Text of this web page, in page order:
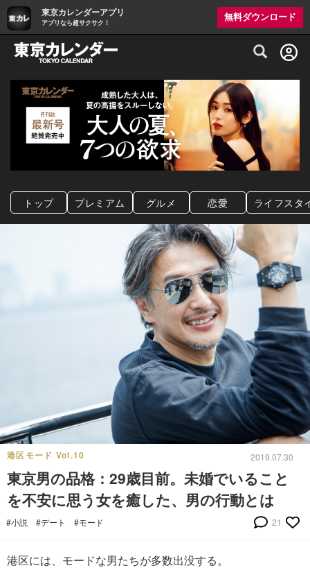
東京カレンダーアプリ
アプリなら超サクサク！
無料ダウンロード
グルメ情報・プレミアムレストラン予約
トップ プレミアム グルメ 恋愛 ライフスタ
港区モード Vol.10 2019.07.30
東京男の品格：29歳目前。未婚でいること
を不安に思う女を癒した、男の行動とは
#小説 #デート #モード 21
港区には、モードな男たちが多数出没する。